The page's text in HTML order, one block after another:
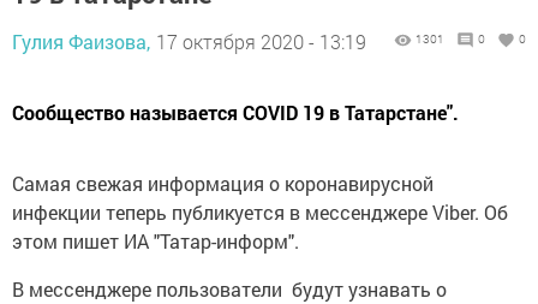
Гулия Фаизова, 17 октября 2020 - 13:19 1301 0 0
Сообщество называется COVID 19 в Татарстане".
Самая свежая информация о коронавирусной
инфекции теперь публикуется в мессенджере Viber. Об
этом пишет ИА "Татар-информ".
В мессенджере пользователи будут узнавать о